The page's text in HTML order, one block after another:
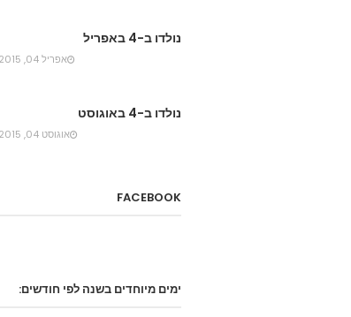
נולדו ב-4 באפריל
אפריל 04, 2015
נולדו ב-4 באוגוסט
אוגוסט 04, 2015
FACEBOOK
ימים מיוחדים בשנה לפי חודשים: